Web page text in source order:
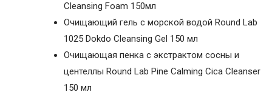
Cleansing Foam 150мл
Очищающий гель с морской водой Round Lab
1025 Dokdo Cleansing Gel 150 мл
Очищающая пенка с экстрактом сосны и
центеллы Round Lab Pine Calming Cica Cleanser
150 мл